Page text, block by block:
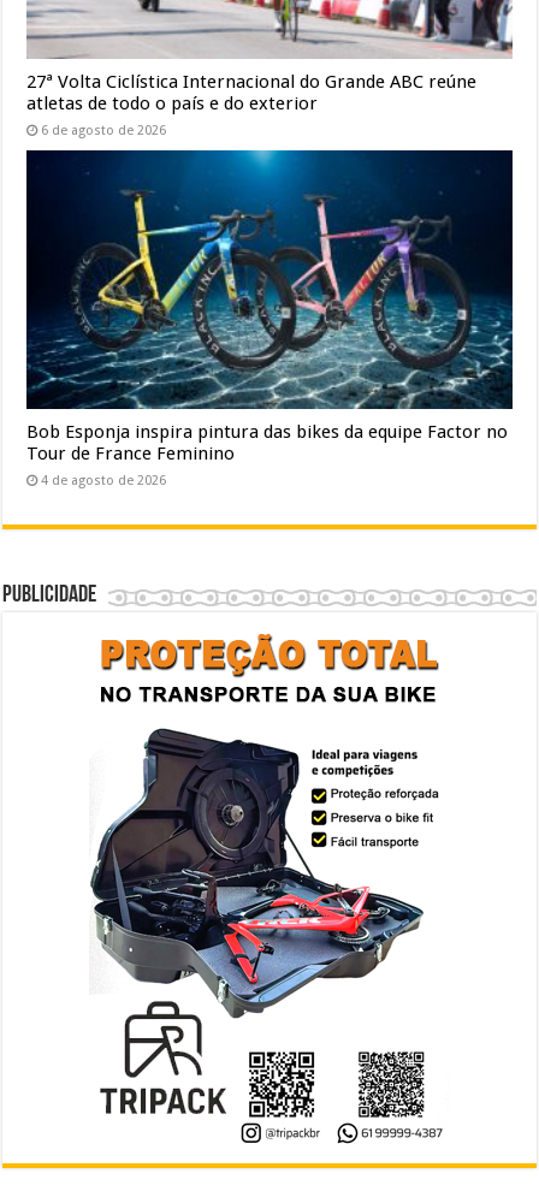
27ª Volta Ciclística Internacional do Grande ABC reúne
atletas de todo o país e do exterior
6 de agosto de 2026
Bob Esponja inspira pintura das bikes da equipe Factor no
Tour de France Feminino
4 de agosto de 2026
Publicidade